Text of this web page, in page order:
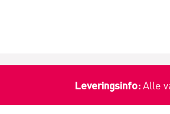
Leveringsinfo:Alle